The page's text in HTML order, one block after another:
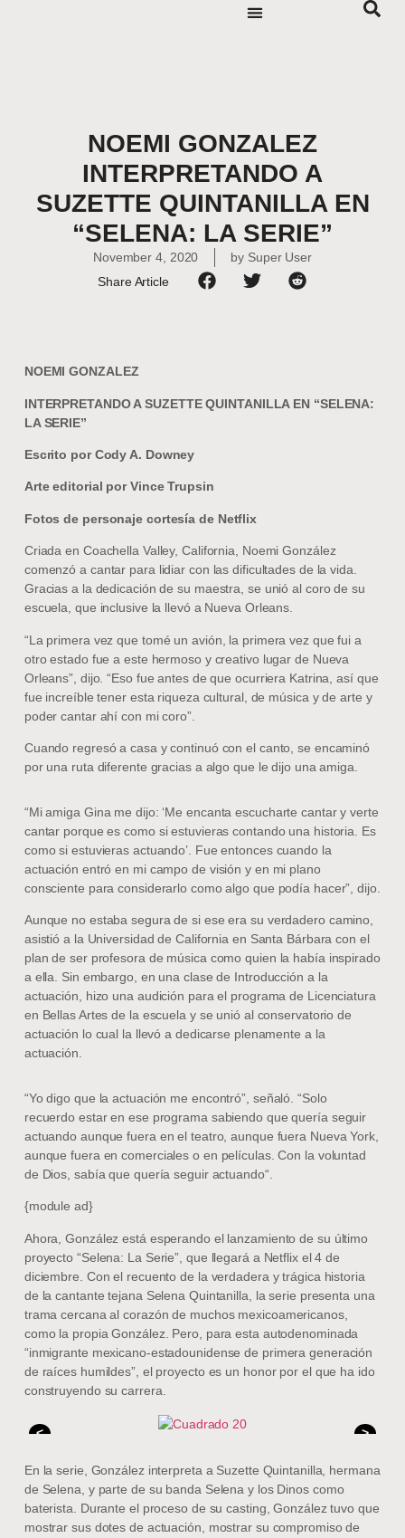
NOEMI GONZALEZ
INTERPRETANDO A
SUZETTE QUINTANILLA EN
“SELENA: LA SERIE”
November 4, 2020 by Super User
Share Article
NOEMI GONZALEZ
INTERPRETANDO A SUZETTE QUINTANILLA EN “SELENA:
LA SERIE”
Escrito por Cody A. Downey
Arte editorial por Vince Trupsin
Fotos de personaje cortesía de Netflix
Criada en Coachella Valley, California, Noemi González
comenzó a cantar para lidiar con las dificultades de la vida.
Gracias a la dedicación de su maestra, se unió al coro de su
escuela, que inclusive la llevó a Nueva Orleans.
“La primera vez que tomé un avión, la primera vez que fui a
otro estado fue a este hermoso y creativo lugar de Nueva
Orleans”, dijo. “Eso fue antes de que ocurriera Katrina, así que
fue increíble tener esta riqueza cultural, de música y de arte y
poder cantar ahí con mi coro”.
Cuando regresó a casa y continuó con el canto, se encaminó
por una ruta diferente gracias a algo que le dijo una amiga.
“Mi amiga Gina me dijo: ‘Me encanta escucharte cantar y verte
cantar porque es como si estuvieras contando una historia. Es
como si estuvieras actuando’. Fue entonces cuando la
actuación entró en mi campo de visión y en mi plano
consciente para considerarlo como algo que podía hacer”, dijo.
Aunque no estaba segura de si ese era su verdadero camino,
asistió a la Universidad de California en Santa Bárbara con el
plan de ser profesora de música como quien la había inspirado
a ella. Sin embargo, en una clase de Introducción a la
actuación, hizo una audición para el programa de Licenciatura
en Bellas Artes de la escuela y se unió al conservatorio de
actuación lo cual la llevó a dedicarse plenamente a la
actuación.
“Yo digo que la actuación me encontró”, señaló. “Solo
recuerdo estar en ese programa sabiendo que quería seguir
actuando aunque fuera en el teatro, aunque fuera Nueva York,
aunque fuera en comerciales o en películas. Con la voluntad
de Dios, sabía que quería seguir actuando“.
{module ad}
Ahora, González está esperando el lanzamiento de su último
proyecto “Selena: La Serie”, que llegará a Netflix el 4 de
diciembre. Con el recuento de la verdadera y trágica historia
de la cantante tejana Selena Quintanilla, la serie presenta una
trama cercana al corazón de muchos mexicoamericanos,
como la propia González. Pero, para esta autodenominada
“inmigrante mexicano-estadounidense de primera generación
de raíces humildes”, el proyecto es un honor por el que ha ido
construyendo su carrera.
< >
En la serie, González interpreta a Suzette Quintanilla, hermana
de Selena, y parte de su banda Selena y los Dinos como
baterista. Durante el proceso de su casting, González tuvo que
mostrar sus dotes de actuación, mostrar su compromiso de